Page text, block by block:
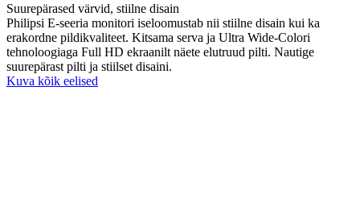
Suurepärased värvid, stiilne disain
Philipsi E-seeria monitori iseloomustab nii stiilne disain kui ka
erakordne pildikvaliteet. Kitsama serva ja Ultra Wide-Colori
tehnoloogiaga Full HD ekraanilt näete elutruud pilti. Nautige
suurepärast pilti ja stiilset disaini.
Kuva kõik eelised